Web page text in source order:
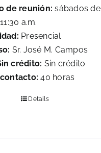
de reunión: sábados de
a.m.
Presencial
Sr. José M. Campos
crédito: Sin crédito
40 horas
Details